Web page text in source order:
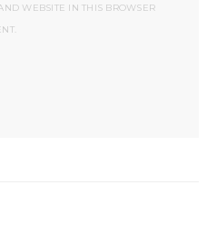
WEBSITE IN THIS BROWSER